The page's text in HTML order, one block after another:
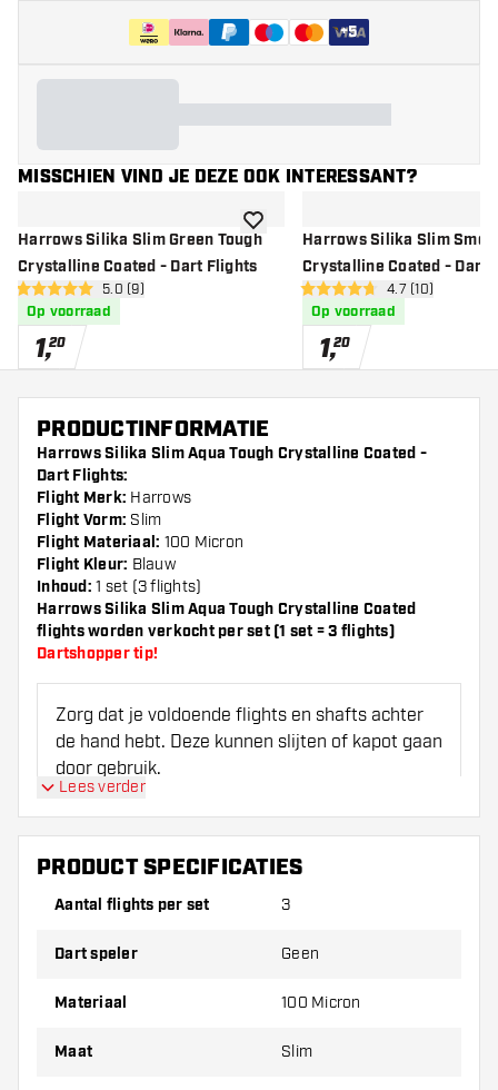
+5
MISSCHIEN VIND JE DEZE OOK INTERESSANT?
Harrows Silika Slim Green Tough
Crystalline Coated - Dart Flights
open reviews drawer
5 score sterren5.0 (9)
Op voorraad
1,20
toevoegen aan verlanglijst
Harrows Silika Slim
Crystalline Coated - Dart
open reviews
4.7 score sterren4.7 (10)
Op voorraad
1,20
PRODUCTINFORMATIE
Harrows Silika Slim Aqua Tough Crystalline Coated -
Dart Flights:
Flight Merk: Harrows
Flight Vorm: Slim
Flight Materiaal: 100 Micron
Flight Kleur: Blauw
Inhoud: 1 set (3 flights)
Harrows Silika Slim Aqua Tough Crystalline Coated
flights worden verkocht per set (1 set = 3 flights)
Dartshopper tip!
Zorg dat je voldoende flights en shafts achter
de hand hebt. Deze kunnen slijten of kapot gaan
door gebruik.
Probeer eens een andere vorm, materiaal of
dikte van de flights om erachter te komen
Lees verder
PRODUCT SPECIFICATIES
Aantal flights per set 3
Dart speler Geen
Materiaal 100 Micron
Maat Slim